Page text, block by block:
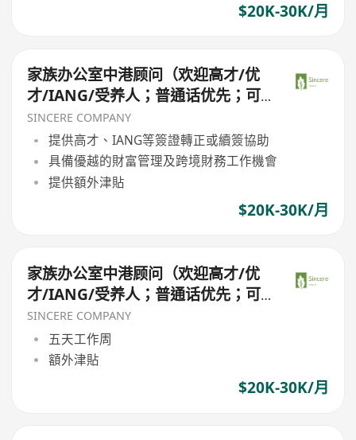
$20K-30K/月
家族办公室中港顾问（欢迎高才/优
才/IANG/受养人；普通话优先；可
转正/续签）
SINCERE COMPANY
提供高才、IANG等簽證轉正或續簽協助
具備優越的財富管理及跨境財務工作機會
提供額外津貼
$20K-30K/月
家族办公室中港顾问（欢迎高才/优
才/IANG/受养人；普通话优先；可
转正/续签）
SINCERE COMPANY
五天工作周
額外津貼
$20K-30K/月